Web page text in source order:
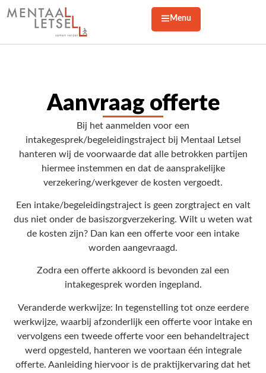
Menu
Aanvraag offerte
Bij het aanmelden voor een
intakegesprek/begeleidingstraject bij Mentaal Letsel
hanteren wij de voorwaarde dat alle betrokken partijen
hiermee instemmen en dat de aansprakelijke
verzekering/werkgever de kosten vergoedt.
Een intake/begeleidingstraject is geen zorgtraject en valt
dus niet onder de basiszorgverzekering. Wilt u weten wat
de kosten zijn? Dan kan een offerte voor een intake
worden aangevraagd.
Zodra een offerte akkoord is bevonden zal een
intakegesprek worden ingepland.
Veranderde werkwijze: In tegenstelling tot onze eerdere
werkwijze, waarbij afzonderlijk een offerte voor intake en
vervolgens een tweede offerte voor een behandeltraject
werd opgesteld, hanteren we voortaan één integrale
offerte. Aanleiding hiervoor is de praktijkervaring dat het